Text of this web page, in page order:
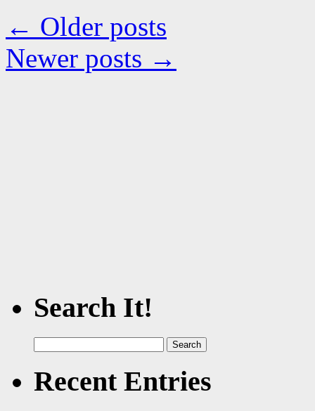
← Older posts
Newer posts →
Search It!
for:
Recent Entries